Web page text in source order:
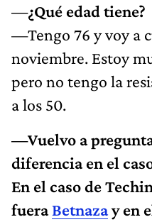
—¿Qué edad tiene?
—Tengo 76 y voy a
noviembre. Estoy
pero no tengo la
a los 50.
—Vuelvo a
diferencia en el
En el caso de
fueraBetnazay en